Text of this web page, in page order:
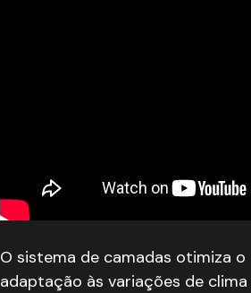
O sistema de camadas otimiza
adaptação às variações de